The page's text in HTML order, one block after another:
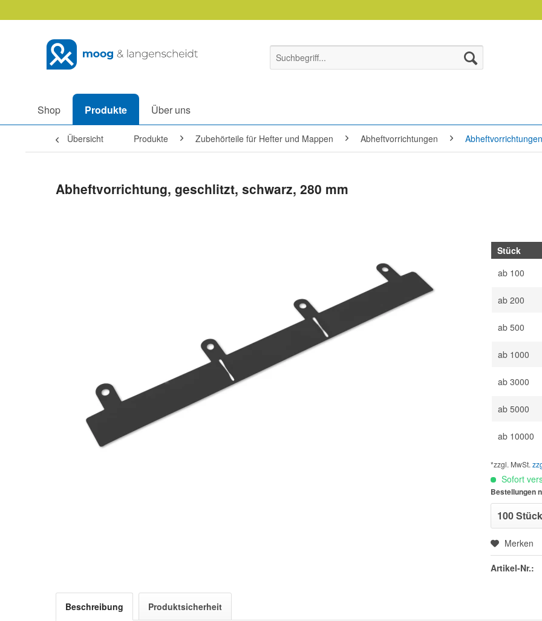
Shop Produkte Über uns
Übersicht Produkte Zubehörteile für Hefter und Mappen Abheftvorrichtungen
Abheftvorrichtung, geschlitzt, schwarz, 280 mm
Stück
ab 100
ab200
ab500
ab 1000
ab3000
ab5000
ab 10000
*zzgl. MwSt.
Sofort
Bestellungen
Merken
Artikel-Nr.:
Beschreibung Produktsicherheit